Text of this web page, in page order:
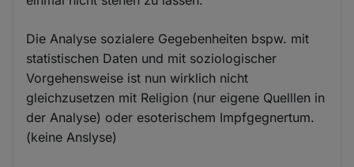
Die Analyse sozialere Gegebenheiten bspw. mit
statistischen Daten und mit soziologischer
Vorgehensweise ist nun wirklich nicht
gleichzusetzen mit Religion (nur eigene Quelllen in
der Analyse) oder esoterischem Impfgegnertum.
(keine Anslyse)